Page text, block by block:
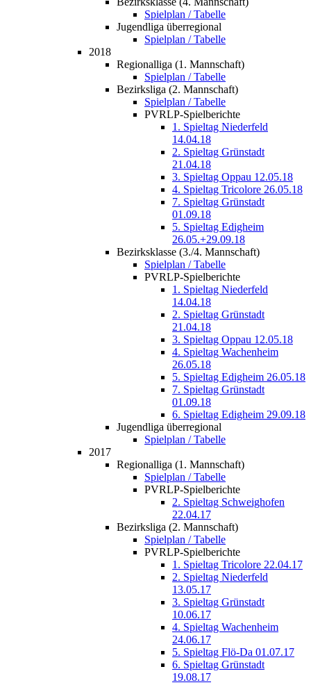
Spielplan / Tabelle
Jugendliga überregional
Spielplan / Tabelle
2018
Regionalliga (1. Mannschaft)
Spielplan / Tabelle
Bezirksliga (2. Mannschaft)
Spielplan / Tabelle
PVRLP-Spielberichte
1. Spieltag Niederfeld
14.04.18
2. Spieltag Grünstadt
21.04.18
3. Spieltag Oppau 12.05.18
4. Spieltag Tricolore 26.05.18
7. Spieltag Grünstadt
01.09.18
5. Spieltag Edigheim
26.05.+29.09.18
Bezirksklasse (3./4. Mannschaft)
Spielplan / Tabelle
PVRLP-Spielberichte
1. Spieltag Niederfeld
14.04.18
2. Spieltag Grünstadt
21.04.18
3. Spieltag Oppau 12.05.18
4. Spieltag Wachenheim
26.05.18
5. Spieltag Edigheim 26.05.18
7. Spieltag Grünstadt
01.09.18
6. Spieltag Edigheim 29.09.18
Jugendliga überregional
Spielplan / Tabelle
2017
Regionalliga (1. Mannschaft)
Spielplan / Tabelle
PVRLP-Spielberichte
2. Spieltag Schweighofen
22.04.17
Bezirksliga (2. Mannschaft)
Spielplan / Tabelle
PVRLP-Spielberichte
1. Spieltag Tricolore 22.04.17
2. Spieltag Niederfeld
13.05.17
3. Spieltag Grünstadt
10.06.17
4. Spieltag Wachenheim
24.06.17
5. Spieltag Flö-Da 01.07.17
6. Spieltag Grünstadt
19.08.17